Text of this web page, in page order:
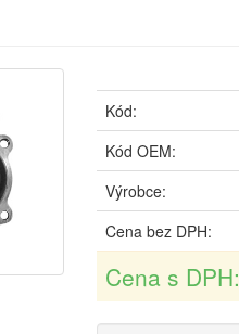
Kód:
Kód OEM:
Výrobce:
Cena bez DPH:
Cena s DPH: